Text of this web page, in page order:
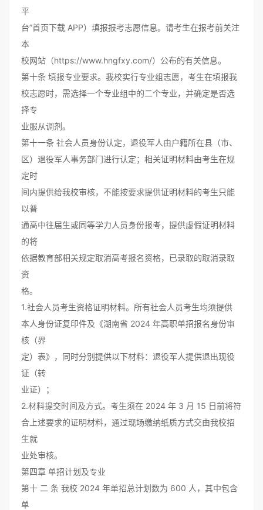
平
台”首页下载 APP）填报报考志愿信息。请考生在报考前关注
本
校网站（https://www.hngfxy.com/）公布的有关信息。
第十条 填报专业要求。我校实行专业组志愿，考生在填报我
校志愿时，需选择一个专业组中的二个专业，并确定是否选
择专
业服从调剂。
第十一条 社会人员身份认定，退役军人由户籍所在县（市、
区）退役军人事务部门进行认定；相关证明材料由考生在规
定时
间内提供给我校审核，不能按要求提供证明材料的考生只能
以普
通高中往届生或同等学力人员身份报考，提供虚假证明材料
的将
依据教育部相关规定取消高考报名资格，已录取的取消录取
资
格。
1.社会人员考生资格证明材料。所有社会人员考生均须提供
本人身份证复印件及《湖南省 2024 年高职单招报名身份审
核（界
定）表》，同时分别提供以下材料：退役军人提供退出现役
证（转
业证）；
2.材料提交时间及方式。考生须在 2024 年 3 月 15 日前将符
合上述要求的证明材料，通过现场缴纳纸质方式交由我校招
生就
业处审核。
第四章 单招计划及专业
第十 二 条 我校 2024 年单招总计划数为 600 人，其中包含
单